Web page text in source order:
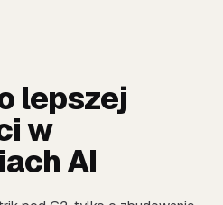
lepszej
w
AI